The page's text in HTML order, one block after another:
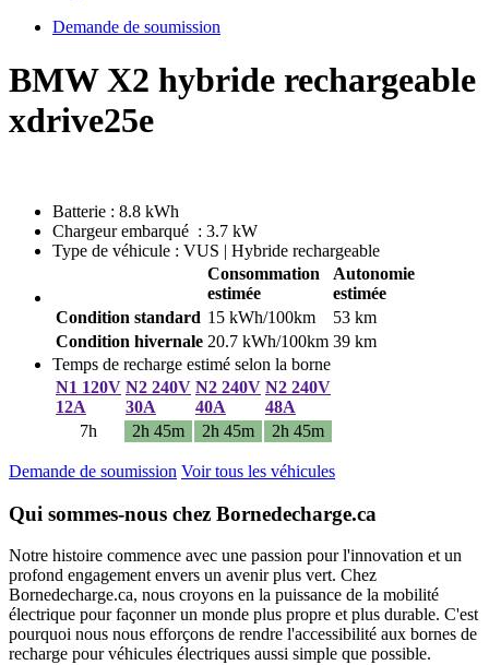
Demande de soumission
BMW X2 hybride rechargeable
xdrive25e
Batterie : 8.8 kWh
Chargeur embarqué : 3.7 kW
Type de véhicule : VUS | Hybride rechargeable
Consommation
estimée
Autonomie
estimée
Condition standard 15 kWh/100km
53 km
Condition hivernale 20.7 kWh/100km 39 km
Temps de recharge estimé selon la borne
N1 120V
12A
N2 240V
30A
N2 240V
40A
N2 240V
48A
7h
2h 45m 2h 45m 2h 45m
Demande de soumission Voir tous les véhicules
Qui sommes-nous chez Bornedecharge.ca
Notre histoire commence avec une passion pour l'innovation et un
profond engagement envers un avenir plus vert. Chez
Bornedecharge.ca, nous croyons en la puissance de la mobilité
électrique pour façonner un monde plus propre et plus durable. C'est
pourquoi nous nous efforçons de rendre l'accessibilité aux bornes de
recharge pour véhicules électriques aussi simple que possible.